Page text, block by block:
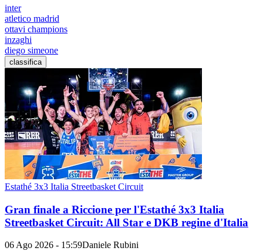
inter
atletico madrid
ottavi champions
inzaghi
diego simeone
classifica
Estathé 3x3 Italia Streetbasket Circuit
Gran finale a Riccione per l'Estathé 3x3 Italia
Streetbasket Circuit: All Star e DKB regine d'Italia
06 Ago 2026 - 15:59Daniele Rubini